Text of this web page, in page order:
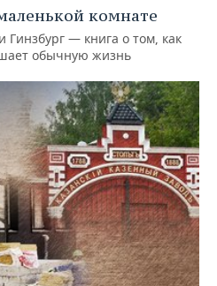
комнате
— книга о том, как
обычную жизнь